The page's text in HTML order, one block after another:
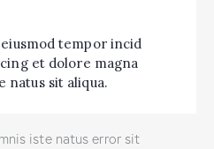
tempor incid
et dolore magna
natus sit aliqua.
iste natus error sit